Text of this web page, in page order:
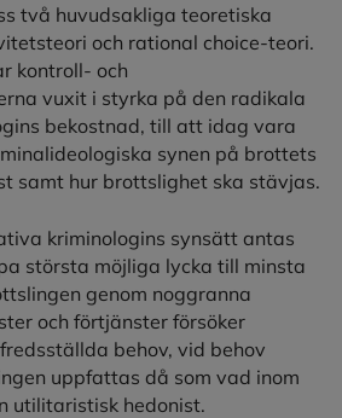
två huvudsakliga teoretiska
och rational choice-teori.
kontroll- och
vuxit i styrka på den radikala
bekostnad, till att idag vara
synen på brottets
samt hur brottslighet ska stävjas.
kriminologins synsätt antas
största möjliga lycka till minsta
genom noggranna
och förtjänster försöker
behov, vid behov
uppfattas då som vad inom
utilitaristisk hedonist.